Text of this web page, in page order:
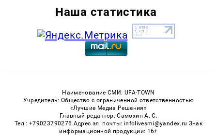
Наша статистика
Наименование СМИ: UFA-TOWN
Учредитель: Общество с ограниченной ответственностью
«Лучшие Медиа Решения»
Главный редактор: Самохин А. С.
Тел.: +79023790276 Адрес эл. почты: infolivesmi@yandex.ru Знак
информационной продукции: 16+